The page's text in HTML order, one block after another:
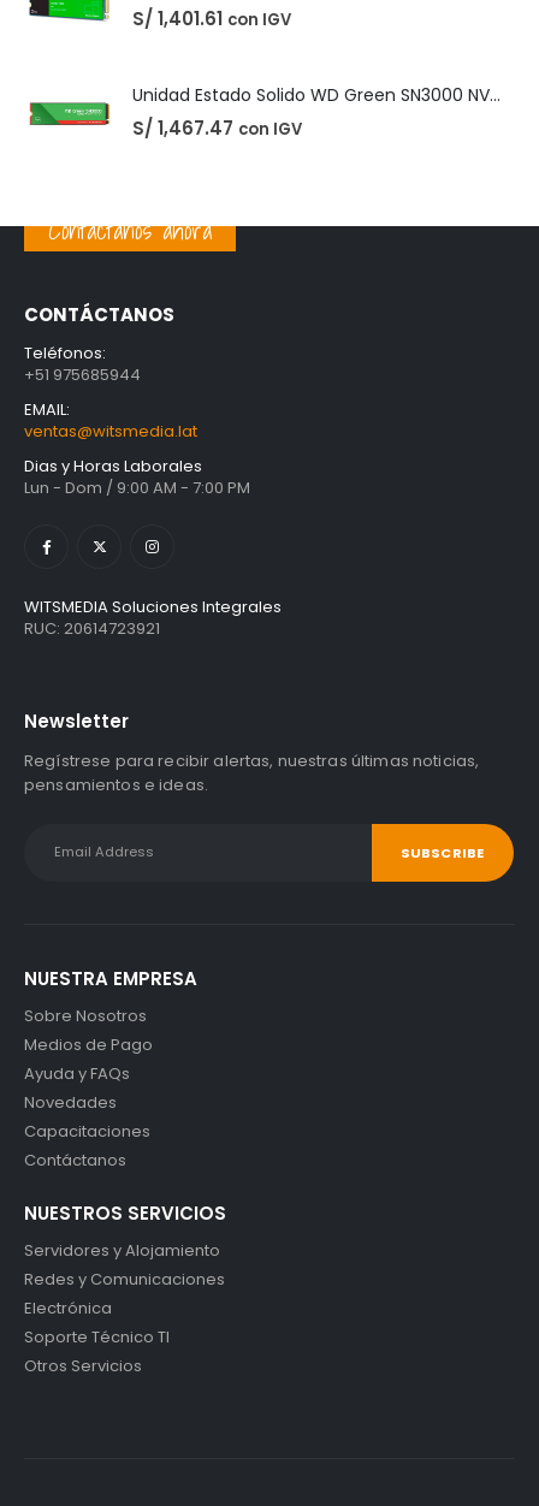
S/360.73 con IGV
S/1,401.61 con IGV
S/1,467.47
Contáctanos ahora
CONTÁCTANOS
Teléfonos:
+51 975685944
EMAIL:
ventas@witsmedia.lat
Dias y Horas Laborales
Lun - Dom / 9:00 AM - 7:00 PM
WITSMEDIA Soluciones Integrales
RUC: 20614723921
Newsletter
Regístrese para recibir alertas, nuestras últimas noticias,
pensamientos e ideas.
NUESTRA EMPRESA
Sobre Nosotros
Medios de Pago
Ayuda y FAQs
Novedades
Capacitaciones
Contáctanos
NUESTROS SERVICIOS
Servidores y Alojamiento
Redes y Comunicaciones
Electrónica
Soporte Técnico TI
Otros Servicios